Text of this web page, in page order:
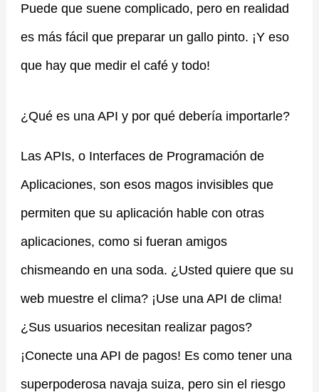
Puede que suene complicado, pero en realidad
es más fácil que preparar un gallo pinto. ¡Y eso
que hay que medir el café y todo!
¿Qué es una API y por qué debería importarle?
Las APIs, o Interfaces de Programación de
Aplicaciones, son esos magos invisibles que
permiten que su aplicación hable con otras
aplicaciones, como si fueran amigos
chismeando en una soda. ¿Usted quiere que su
web muestre el clima? ¡Use una API de clima!
¿Sus usuarios necesitan realizar pagos?
¡Conecte una API de pagos! Es como tener una
superpoderosa navaja suiza, pero sin el riesgo